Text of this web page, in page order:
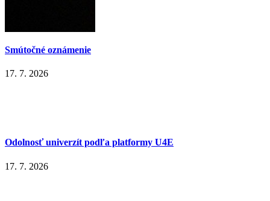
Smútočné oznámenie
17. 7. 2026
Odolnosť univerzít podľa platformy U4E
17. 7. 2026